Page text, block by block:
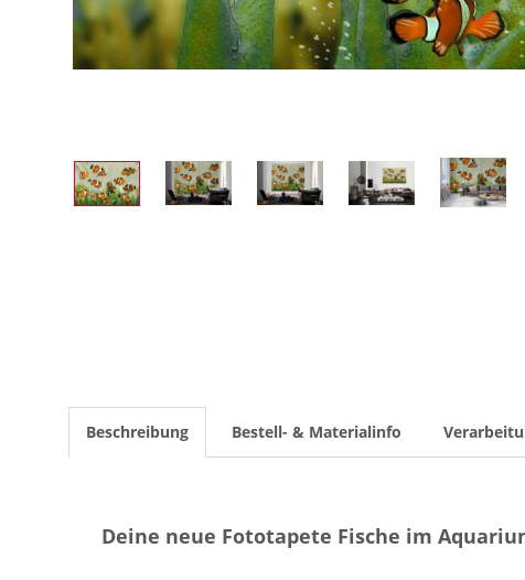
Beschreibung Bestell- & Materialinfo
Deine neue Fototapete Fische im